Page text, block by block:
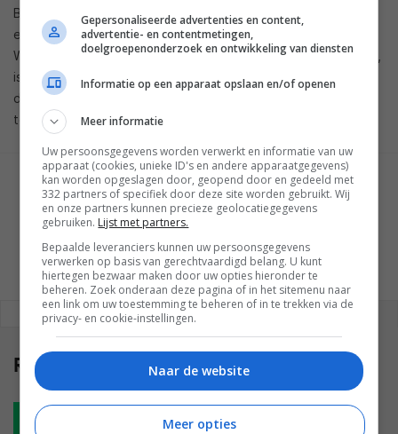
Blackberry Motion naar het Midden-Oosten, waar het toestel
een prijs van ongeveer 390 euro heeft meegekregen.
Wanneer en of de Motion ook naar Nederland of België komt,
is op moment van schrijven nog niet bekendgemaakt. Met
deze smartphone wil het bedrijf ‘een sterke basis’ voor de
toekomst opzetten.
GESCHREVEN DOOR
WESLEY AKKERMAN
REAGEREN
Reacties
Plaats reactie
Gepersonaliseerde advertenties en content,
advertentie- en contentmetingen,
doelgroepenonderzoek en ontwikkeling van diensten
Informatie op een apparaat opslaan en/of openen
Meer informatie
Uw persoonsgegevens worden verwerkt en informatie van uw
apparaat (cookies, unieke ID's en andere apparaatgegevens)
kan worden opgeslagen door, geopend door en gedeeld met
332 partners of specifiek door deze site worden gebruikt. Wij
en onze partners kunnen precieze geolocatiegegevens
gebruiken. Lijst met partners.
Bepaalde leveranciers kunnen uw persoonsgegevens
verwerken op basis van gerechtvaardigd belang. U kunt
hiertegen bezwaar maken door uw opties hieronder te
beheren. Zoek onderaan deze pagina of in het sitemenu naar
een link om uw toestemming te beheren of in te trekken via de
privacy- en cookie-instellingen.
Naar de website
Meer opties